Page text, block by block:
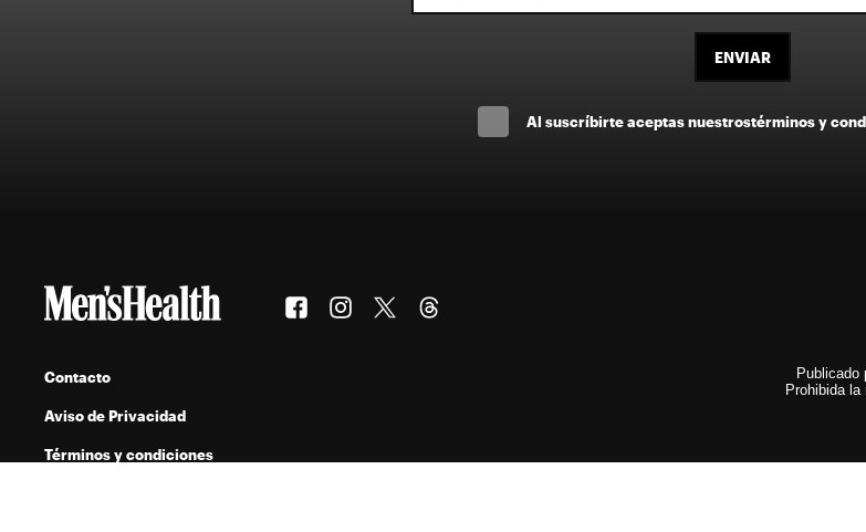
ENVIAR
Al suscríbirte aceptas nuestrostérminos y
Contacto
Aviso de Privacidad
Términos y condiciones
Publicado
Prohibida